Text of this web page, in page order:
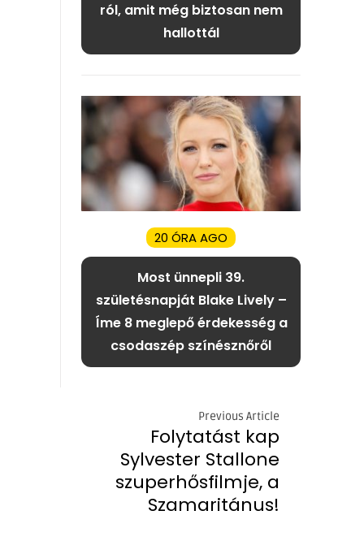
ról, amit még biztosan nem
hallottál
20 ÓRA AGO
Most ünnepli 39.
születésnapját Blake Lively –
Íme 8 meglepő érdekesség a
csodaszép színésznőről
Previous Article
Folytatást kap
Sylvester Stallone
szuperhősfilmje, a
Szamaritánus!